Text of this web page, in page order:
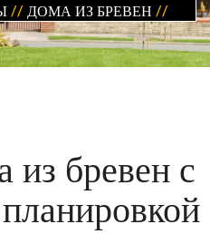
// ДОМА ИЗ БРЕВЕН //
из бревен с